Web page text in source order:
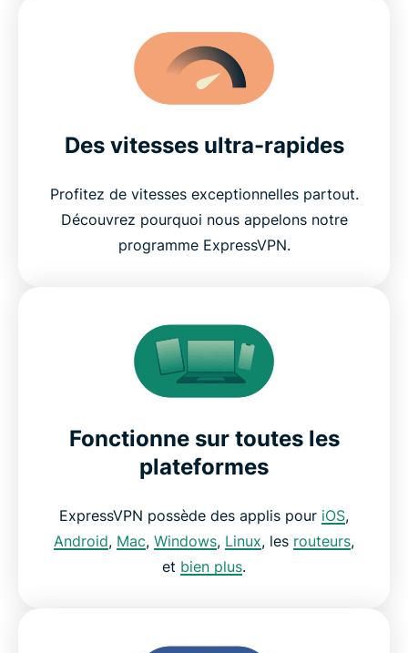
Des vitesses ultra-rapides
Profitez de vitesses exceptionnelles partout.
Découvrez pourquoi nous appelons notre
programme ExpressVPN.
Fonctionne sur toutes les
plateformes
ExpressVPN possède des applis pour iOS,
Android, Mac, Windows, Linux, les routeurs,
et bien plus.